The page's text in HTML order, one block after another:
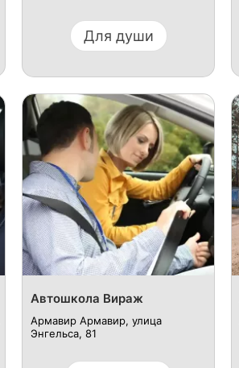
Для души
Автошкола Вираж
Армавир Армавир, улица
Энгельса, 81